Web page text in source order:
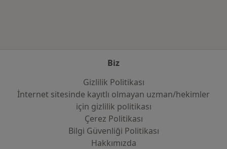
Biz
Gizlilik Politikası
İnternet sitesinde kayıtlı olmayan uzman/hekimler
i̇çin gizlilik politikası
Çerez Politikası
Bilgi Güvenliği Politikası
Hakkımızda